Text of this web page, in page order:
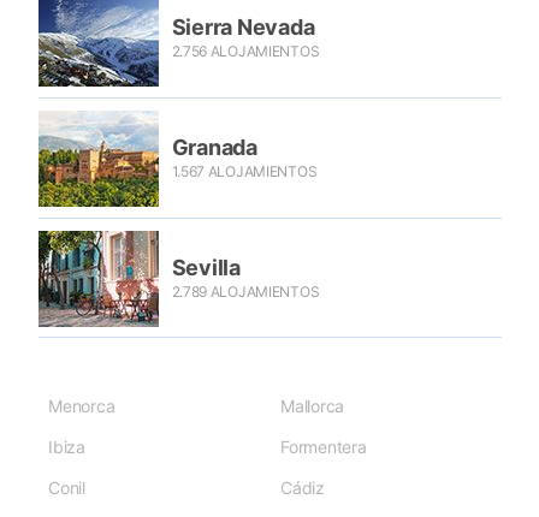
Sierra Nevada
2.756 ALOJAMIENTOS
Granada
1.567 ALOJAMIENTOS
Sevilla
2.789 ALOJAMIENTOS
Menorca
Mallorca
Ibiza
Formentera
Conil
Cádiz